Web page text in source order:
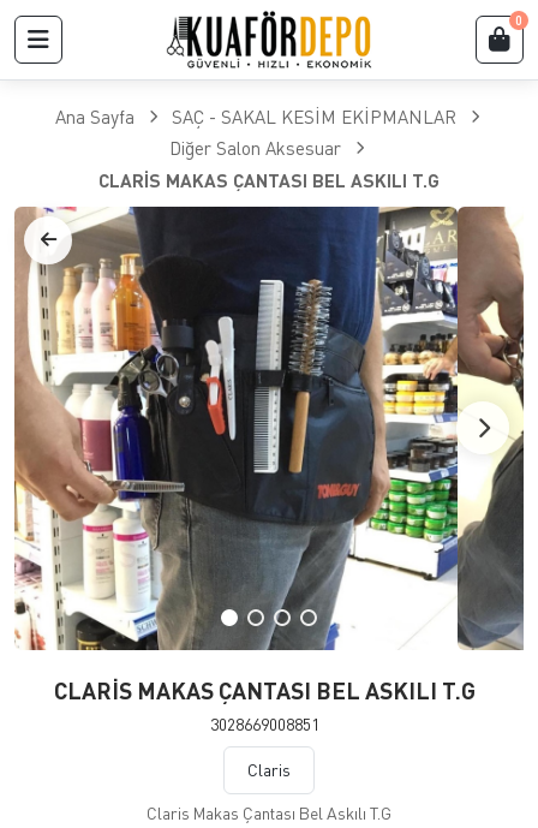
0
Ana Sayfa
SAÇ - SAKAL KESİM EKİPMANLAR
Diğer Salon Aksesuar
CLARİS MAKAS ÇANTASI BEL ASKILI T.G
CLARİS MAKAS ÇANTASI BEL ASKILI T.G
3028669008851
Claris
Claris Makas Çantası Bel Askılı T.G